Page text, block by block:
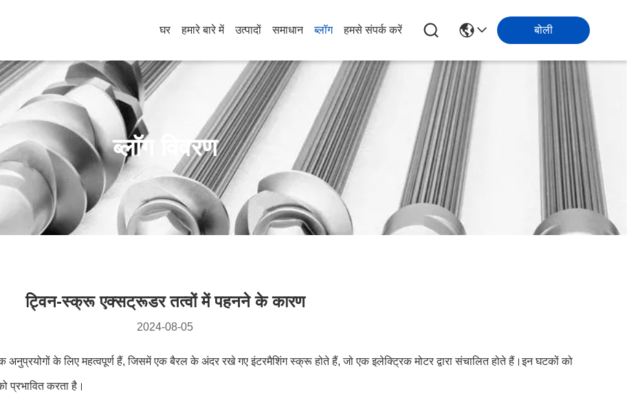
घर हमारे बारे में उत्पादों समाधान ब्लॉग हमसे संपर्क करें बोली
ब्लॉग विवरण
ट्विन-स्क्रू एक्सट्रूडर तत्वों में पहनने के कारण
2024-08-05
के लिए महत्वपूर्ण हैं, जिसमें एक बैरल के अंदर रखे गए इंटरमैशिंग स्क्रू होते हैं, जो एक इलेक्ट्रिक मोटर द्वारा संचालित होते हैं।इन घटकों को
प्रभावित करता है।